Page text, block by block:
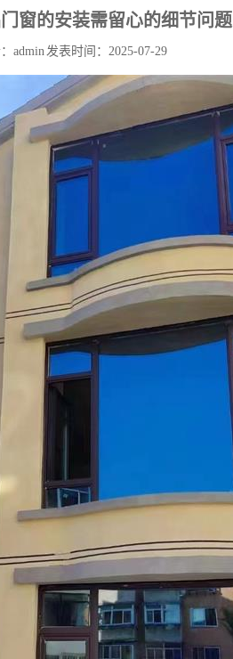
窗的安装需留心的细节问题
admin 发表时间：2025-07-29